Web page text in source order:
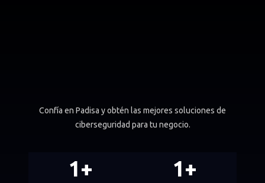
Confía en Padisa y obtén las mejores soluciones de
ciberseguridad para tu negocio.
1+ 1+